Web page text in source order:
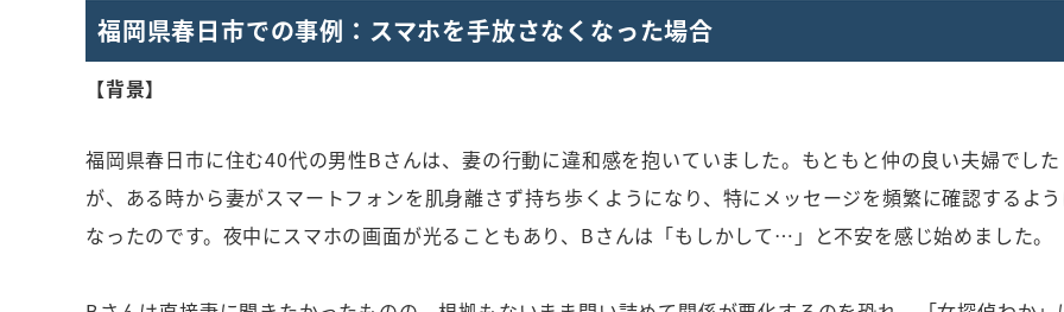
福岡県春日市での事例：スマホを手放さなくなった場合
【背景】
福岡県春日市に住む40代の男性Bさんは、妻の行動に違和感を抱いていました。もともと仲の良い夫婦でした
が、ある時から妻がスマートフォンを肌身離さず持ち歩くようになり、特にメッセージを頻繁に確認するよ
なったのです。夜中にスマホの画面が光ることもあり、Bさんは「もしかして…」と不安を感じ始めました。